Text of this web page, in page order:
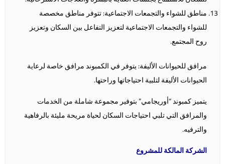
مناطق للشواء والتجمعات الاجتماعية: تتوفر مناطق مخصصة
للشواء والتجمعات الاجتماعية لتعزيز التفاعل بين السكان وتعزيز
روح المجتمع.
مرافق للحيوانات الأليفة: يتوفر في الكمبوند مرافق خاصة لرعاية
الحيوانات الأليفة لتلبية احتياجاتها وراحتها.
يتميز كمبوند “أوريجامي” بتوفير مجموعة شاملة من الخدمات
والمرافق التي تلبي احتياجات السكان لحياة مريحة مليئة بالرفاهية
والترفيه.
الشركة المالكة للمشروع